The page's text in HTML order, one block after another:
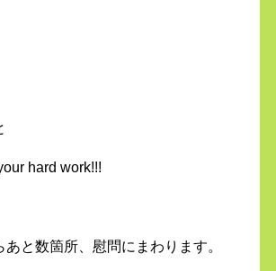
hard work!!!
と数箇所、慰問にまわります。